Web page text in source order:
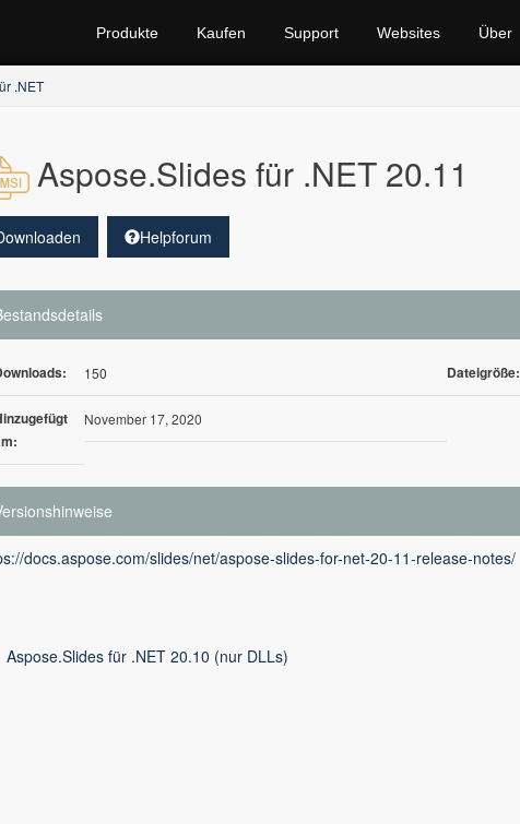
Produkte Kaufen Support Websites Über
.NET
Aspose.Slides für .NET 20.11
Helpforum
150 Dateigröße:
November 17, 2020
docs.aspose.com/slides/net/aspose-slides-for-net-20-11-release-notes/
Aspose.Slides für .NET 20.10 (nur DLLs)